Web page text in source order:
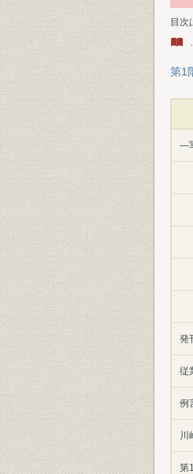
目次
第1
―
発
従
例
川
第